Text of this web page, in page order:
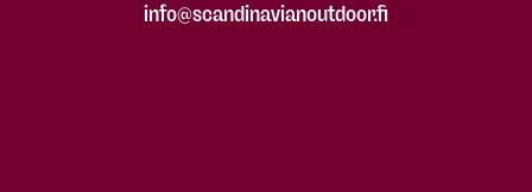
info@scandinavianoutdoor.fi